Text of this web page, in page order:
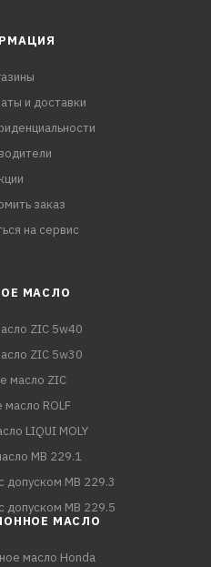
и доставки
заказ
на сервис
МАСЛО
ZIC 5w40
ZIC 5w30
масло ZIC
ROLF
LIQUI MOLY
MB 229.1
допуском MB 229.3
допуском MB 229.5
МАСЛО
масло Honda